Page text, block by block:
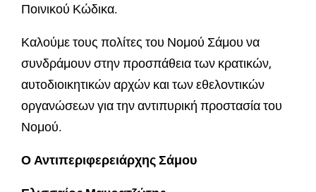
Ποινικού Κώδικα.
Καλούμε τους πολίτες του Νομού Σάμου να
συνδράμουν στην προσπάθεια των κρατικών,
αυτοδιοικητικών αρχών και των εθελοντικών
οργανώσεων για την αντιπυρική προστασία του
Νομού.
Ο Αντιπεριφερειάρχης Σάμου